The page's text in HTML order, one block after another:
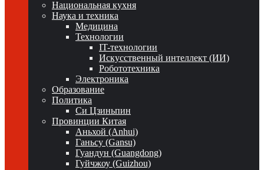
Национальная кухня
Наука и техника
Медицина
Технологии
IT-технологии
Искусственный интеллект (ИИ)
Робототехника
Электроника
Образование
Политика
Си Цзиньпин
Провинции Китая
Аньхой (Anhui)
Ганьсу (Gansu)
Гуандун (Guangdong)
Гуйчжоу (Guizhou)